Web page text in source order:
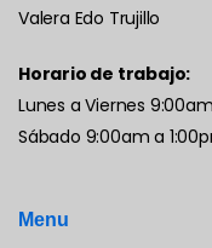
Valera Edo Trujillo
Horario de trabajo:
Lunes a Viernes
Sábado 9:00am a
Menu